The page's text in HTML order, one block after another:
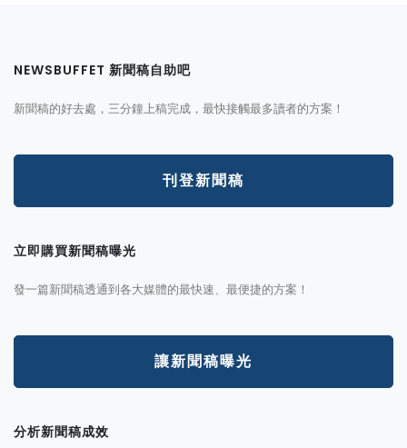
NEWSBUFFET 新聞稿自助吧
新聞稿的好去處，三分鐘上稿完成，最快接觸最多讀者的方案！
刊登新聞稿
立即購買新聞稿曝光
發一篇新聞稿透通到各大媒體的最快速、最便捷的方案！
讓新聞稿曝光
分析新聞稿成效